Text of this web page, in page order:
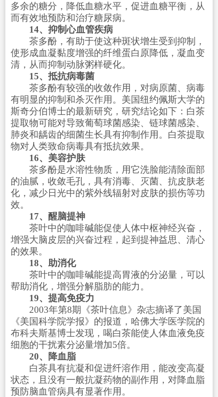
多余的糖分，降低血糖水平，促进血糖平衡，从
而有效地预防和治疗糖尿病。
14、抑制心血管疾病
茶多酚，有助于使这种斑状增生受到抑制，
使形成血凝黏度增强的纤维蛋白原降低，凝血变
清，从而抑制动脉粥样硬化。
15、抵抗病毒菌
茶多酚有较强的收敛作用，对病原菌、病毒
有明显的抑制和杀灭作用。美国纽约佩斯大学的
斯奇分伯博士的最新研究，研究结论如下：白茶
提取物可能对导致葡萄球菌感染、链球菌感染、
肺炎和龋齿的细菌生长具有抑制作用。白茶提取
物对人类致命病毒具有抵抗效果。
16、美容护肤
茶多酚是水溶性物质，用它洗脸能清除面部
的油腻，收敛毛孔，具有消毒、灭菌、抗皮肤老
化，减少日光中的紫外线辐射对皮肤的损伤等功
效。
17、醒脑提神
茶叶中的咖啡碱能促使人体中枢神经兴奋，
增强大脑皮层的兴奋过程，起到提神益思、清心
的效果。
18、助消化
茶叶中的咖啡碱能提高胃液的分泌量，可以
帮助消化，增强分解脂肪的能力。
19、提高免疫力
2003年第8期《茶叶信息》杂志摘译了美国
《美国科学院学报》的报道，哈佛大学医学院的
布科夫斯基博士发现，喝白茶能使人体血液免疫
细胞的干扰素分泌量增加5倍。
20、降血脂
白茶具有抗凝和促进纤溶作用，能改变高凝
状态，且没有一般抗凝药物的副作用，对降血脂
预防脑血管病具有显著作用。